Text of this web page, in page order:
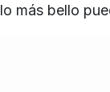
lo más bello